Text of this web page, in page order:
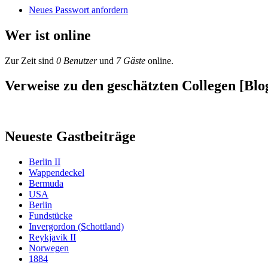
Neues Passwort anfordern
Wer ist online
Zur Zeit sind 0 Benutzerund 7 Gäste online.
Verweise zu den geschätzten Collegen
Neueste Gastbeiträge
Berlin II
Wappendeckel
Bermuda
USA
Berlin
Fundstücke
Invergordon (Schottland)
Reykjavik II
Norwegen
1884